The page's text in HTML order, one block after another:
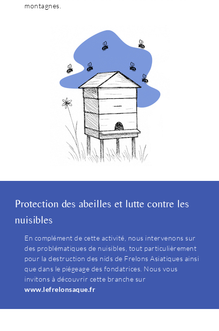
montagnes.
Protection des abeilles et lutte contre les
nuisibles
En complément de cette activité, nous intervenons sur
des problématiques de nuisibles, tout particulièrement
pour la destruction des nids de Frelons Asiatiques ainsi
que dans le piégeage des fondatrices. Nous vous
invitons à découvrir cette branche sur
www.lefrelonsaque.fr